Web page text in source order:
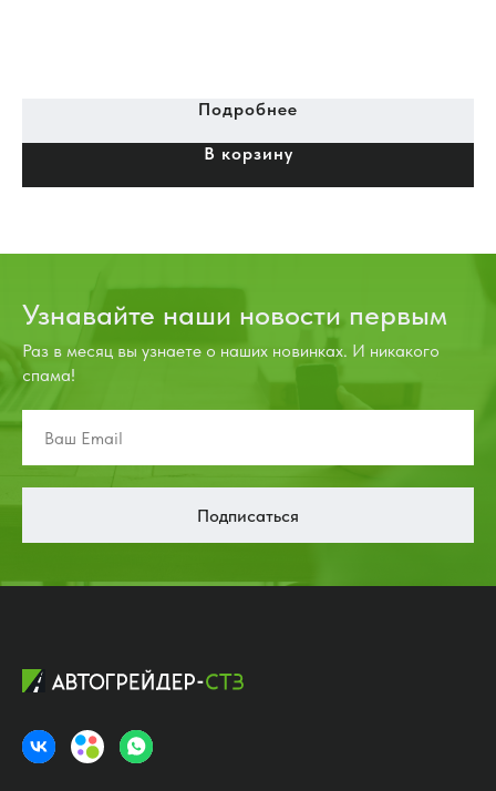
Подробнее
В корзину
Узнавайте наши новости первым
Раз в месяц вы узнаете о наших новинках. И никакого
спама!
Подписаться